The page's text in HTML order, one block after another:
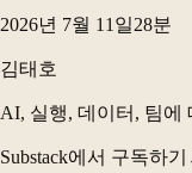
설계되었으며, 뇌 수분
2026년 7월 11일28분
김태호
AI, 실행, 데이터, 팀에
Substack에서 구독하기